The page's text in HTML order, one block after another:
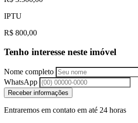
IPTU
R$ 800,00
Tenho interesse neste imóvel
Nome completo
WhatsApp
Receber informações
Entraremos em contato em até 24 horas